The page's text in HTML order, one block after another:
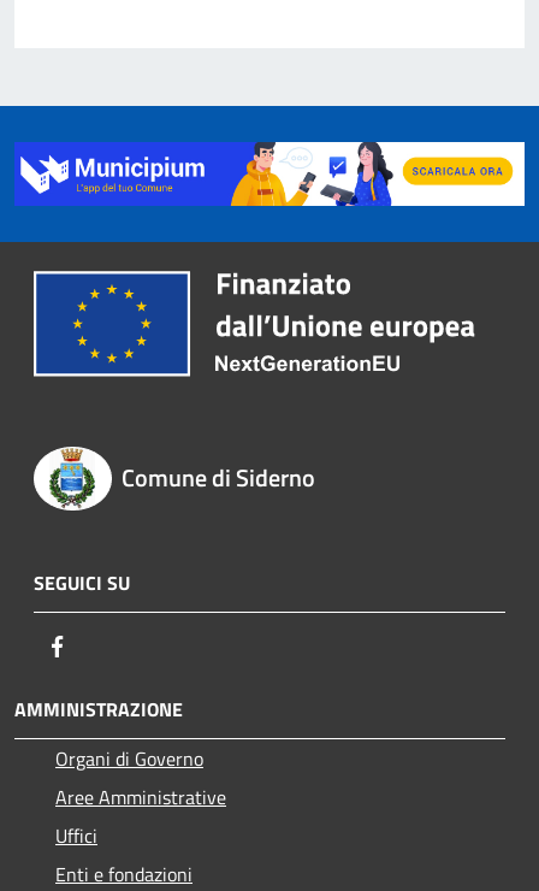
Comune di Siderno
SEGUICI SU
AMMINISTRAZIONE
Organi di Governo
Aree Amministrative
Uffici
Enti e fondazioni